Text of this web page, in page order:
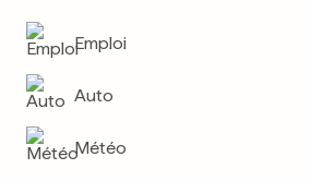
Emploi
Auto
Météo